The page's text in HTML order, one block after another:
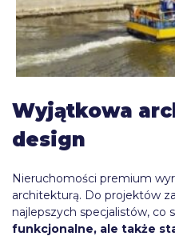
Wyjątkowa
design
Nieruchomości premium
architekturą. Do projektów
najlepszych specjalistów, co
funkcjonalne, ale także